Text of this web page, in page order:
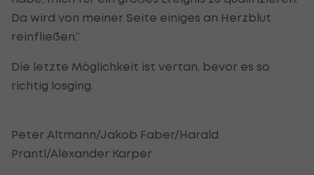
Da wird von meiner Seite einiges an Herzblut
reinfließen.“
Die letzte Möglichkeit ist vertan, bevor es so
richtig losging.
Peter Altmann/Jakob Faber/Harald
Prantl/Alexander Karper